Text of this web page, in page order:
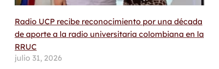
Radio UCP recibe reconocimiento por una década
de aporte a la radio universitaria colombiana en la
RRUC
julio 31, 2026